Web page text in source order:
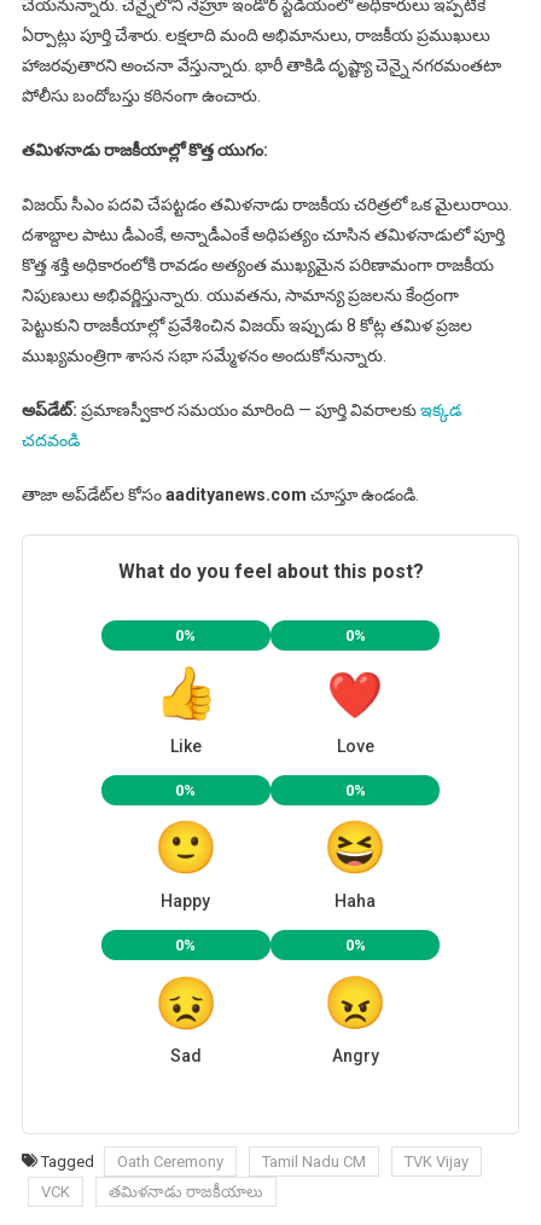
చేయనున్నారు. చెన్నైలోని నెహ్రూ ఇండోర్ స్టేడియంలో అధికారులు ఇప్పటికే
ఏర్పాట్లు పూర్తి చేశారు. లక్షలాది మంది అభిమానులు, రాజకీయ ప్రముఖులు
హాజరవుతారని అంచనా వేస్తున్నారు. భారీ తాకిడి దృష్ట్యా చెన్నై నగరమంతటా
పోలీసు బందోబస్తు కఠినంగా ఉంచారు.
తమిళనాడు రాజకీయాల్లో కొత్త యుగం:
విజయ్ సీఎం పదవి చేపట్టడం తమిళనాడు రాజకీయ చరిత్రలో ఒక మైలురాయి.
దశాబ్దాల పాటు డీఎంకే, అన్నాడీఎంకే అధిపత్యం చూసిన తమిళనాడులో పూర్తి
కొత్త శక్తి అధికారంలోకి రావడం అత్యంత ముఖ్యమైన పరిణామంగా రాజకీయ
నిపుణులు అభివర్ణిస్తున్నారు. యువతను, సామాన్య ప్రజలను కేంద్రంగా
పెట్టుకుని రాజకీయాల్లో ప్రవేశించిన విజయ్ ఇప్పుడు 8 కోట్ల తమిళ ప్రజల
ముఖ్యమంత్రిగా శాసన సభా సమ్మేళనం అందుకోనున్నారు.
అప్‌డేట్: ప్రమాణస్వీకార సమయం మారింది — పూర్తి వివరాలకుఇక్కడ
చదవండి
తాజా అప్‌డేట్‌ల కోసంaadityanews.com చూస్తూ ఉండండి.
What do you feel about this post?
0%
Like
0%
Love
0%
Happy
0%
Haha
0%
Sad
0%
Angry
Tagged Oath Ceremony Tamil Nadu CM
TVK Vijay
VCK
తమిళనాడు రాజకీయాలు